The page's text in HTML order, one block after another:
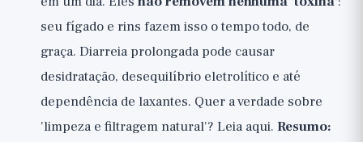
seu fígado e rins fazem isso o tempo todo, de
graça. Diarreia prolongada pode causar
desidratação, desequilíbrio eletrolítico e até
dependência de laxantes. Quer a verdade sobre
'limpeza e filtragem natural'? Leia aqui. Resumo: